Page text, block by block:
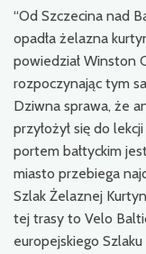
“Od Szczecina nad
opadła żelazna
powiedział Winston
rozpoczynając tym
Dziwna sprawa, że
przyłożył się do
portem bałtyckim
miasto przebiega
Szlak Żelaznej
tej trasy to Velo
europejskiego Szlaku